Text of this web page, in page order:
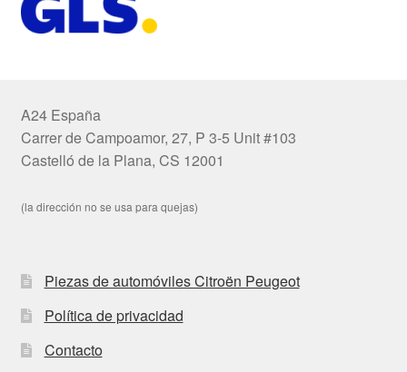
A24 España
Carrer de Campoamor, 27, P 3-5 Unit #103
Castelló de la Plana, CS 12001
(la dirección no se usa para quejas)
Piezas de automóviles Citroën Peugeot
Política de privacidad
Contacto